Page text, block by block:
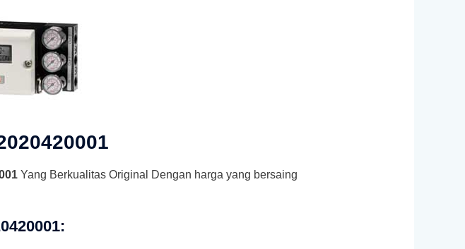
Yang Berkualitas Original Dengan harga yang bersaing
: